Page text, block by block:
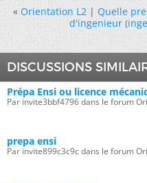
« Orientation L2|Quelle
d'ingenieur
DISCUSSIONS
Prépa Ensi ou licence
Par invite3bbf4796 dans le forum
prepa ensi
Par invite899c3c9c dans le forum